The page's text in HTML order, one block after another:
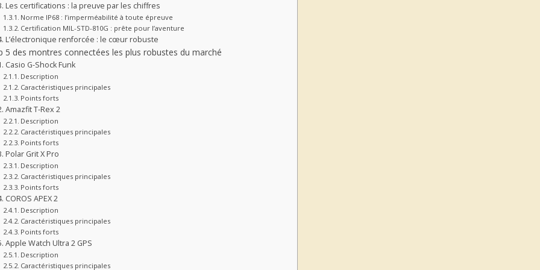
Les certifications : la preuve par les chiffres
Norme IP68 : l’imperméabilité à toute épreuve
Certification MIL-STD-810G : prête pour l’aventure
L’électronique renforcée : le cœur robuste
5 des montres connectées les plus robustes du marché
Casio G-Shock Funk
Description
Caractéristiques principales
Points forts
Amazfit T-Rex 2
Description
Caractéristiques principales
Points forts
Polar Grit X Pro
Description
Caractéristiques principales
Points forts
COROS APEX 2
Description
Caractéristiques principales
Points forts
Apple Watch Ultra 2 GPS
Description
Caractéristiques principales